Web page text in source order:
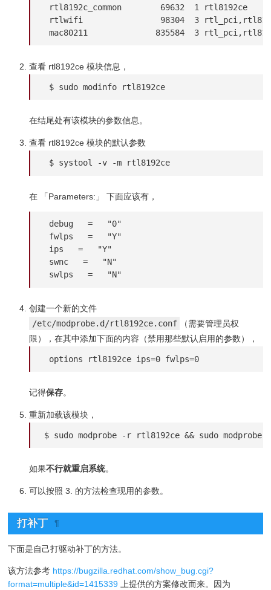
rtl8192c_common        69632  1 rtl8192ce
rtlwifi                98304  3
mac80211              835584  3
查看 rtl8192ce 模块信息，
$ sudo modinfo rtl8192ce
在结尾处有该模块的参数信息。
查看 rtl8192ce 模块的默认参数
$ systool -v -m rtl8192ce
在 「Parameters:」 下面应该有，
debug   =   "0"
fwlps   =   "Y"
ips   =   "Y"
swnc   =   "N"
swlps   =   "N"
创建一个新的文件
/etc/modprobe.d/rtl8192ce.conf
（需要管理员权
限），在其中添加下面的内容（禁用那些默认启用的参数），
options rtl8192ce ips=0 fwlps=0
记得保存。
重新加载该模块，
$ sudo modprobe -r rtl8192ce && sudo modprobe
如果不行就重启系统。
可以按照 3. 的方法检查现用的参数。
打补丁 ¶
下面是自己打驱动补丁的方法。
该方法参考 https://bugzilla.redhat.com/show_bug.cgi?
format=multiple&id=1415339 上提供的方案修改而来。因为